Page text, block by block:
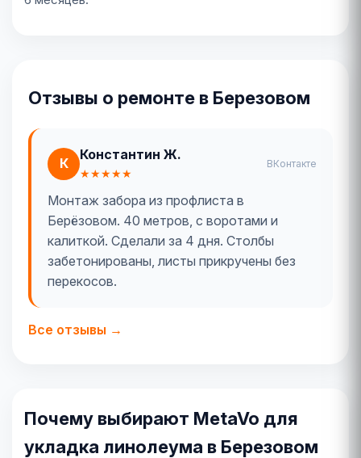
Отзывы о ремонте в Березовом
К
Константин Ж.
★★★★★
ВКонтакте
Монтаж забора из профлиста в
Берёзовом. 40 метров, с воротами и
калиткой. Сделали за 4 дня. Столбы
забетонированы, листы прикручены без
перекосов.
Все отзывы →
Почему выбирают MetaVo для
укладка линолеума в Березовом